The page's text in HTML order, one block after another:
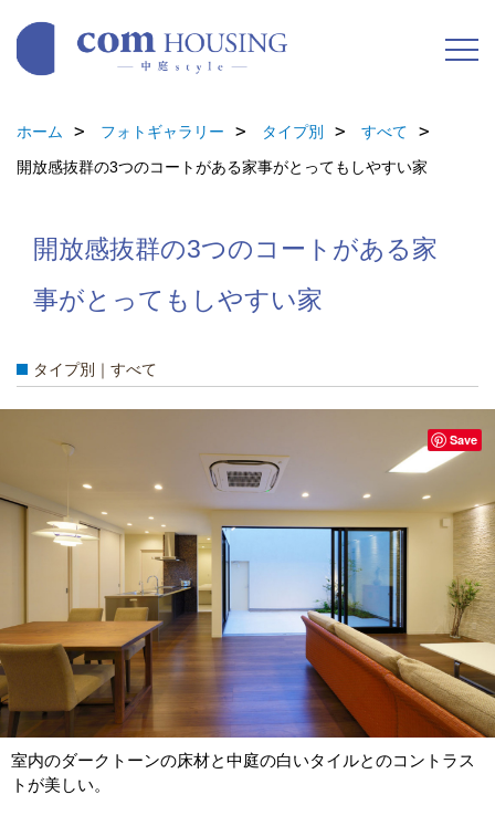
ホーム フォトギャラリー タイプ別
すべて
開放感抜群の3つのコートがある家事がとってもしやすい家
開放感抜群の3つのコートがある家
事がとってもしやすい家
タイプ別｜すべて
室内のダークトーンの床材と中庭の白いタイルとのコントラス
トが美しい。
Save